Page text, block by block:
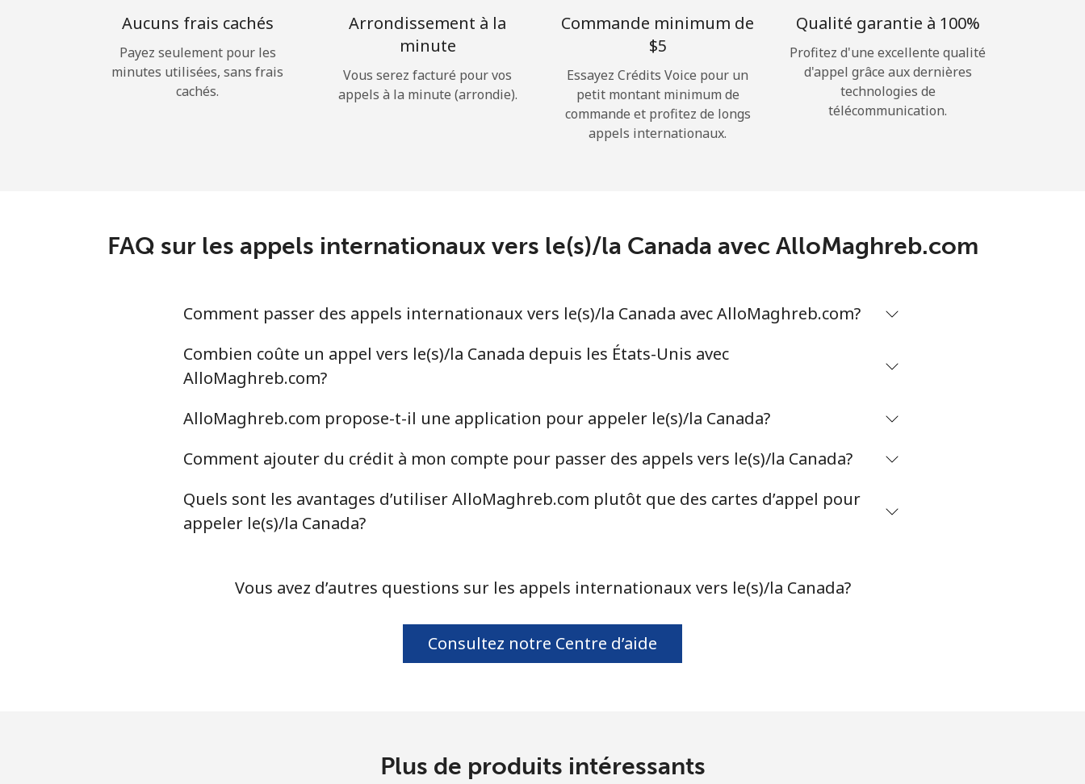
Bonjour!
INSCRIVEZ-VOUS →
Login
Aucuns frais cachés
Payez seulement pour les
minutes utilisées, sans frais
cachés.
Arrondissement à la
minute
Vous serez facturé pour vos
appels à la minute (arrondie).
Commande minimum de
⁦$5⁩
Essayez Crédits Voice pour un
petit montant minimum de
commande et profitez de longs
appels internationaux.
Qualité garantie à 100%
Profitez d'une excellente qualité
d'appel grâce aux dernières
technologies de
télécommunication.
FAQ sur les appels internationaux vers le(s)/la Canada avec AlloMaghreb.com
Comment passer des appels internationaux vers le(s)/la Canada avec AlloMaghreb.com?
Combien coûte un appel vers le(s)/la Canada depuis les États-Unis avec
AlloMaghreb.com?
AlloMaghreb.com propose-t-il une application pour appeler le(s)/la Canada?
Comment ajouter du crédit à mon compte pour passer des appels vers le(s)/la Canada?
Quels sont les avantages d’utiliser AlloMaghreb.com plutôt que des cartes d’appel pour
appeler le(s)/la Canada?
Vous avez d’autres questions sur les appels internationaux vers le(s)/la Canada?
Consultez notre Centre d’aide
Plus de produits intéressants